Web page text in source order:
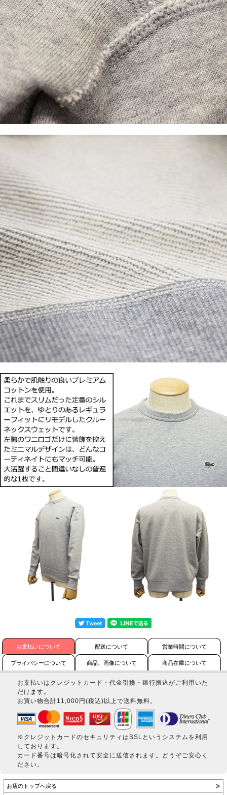
お支払いについて 配送について 営業時間について
プライバシーについて 商品、画像について 商品在庫について
お支払いはクレジットカード・代金引換・銀行振込がご利用いた
だけます。
お買い物合計11,000円(税込)以上で送料無料。
※クレジットカードのセキュリティはSSLというシステムを利用
しております。
カード番号は暗号化されて安全に送信されます。どうぞご安心く
ださい。
お店のトップへ戻る